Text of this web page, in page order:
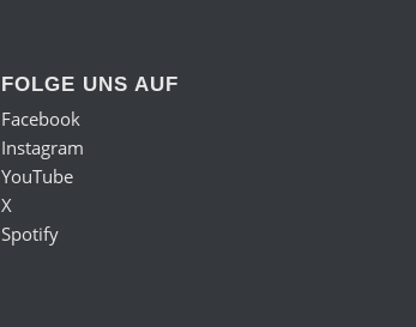
FOLGE UNS AUF
Facebook
Instagram
YouTube
X
Spotify